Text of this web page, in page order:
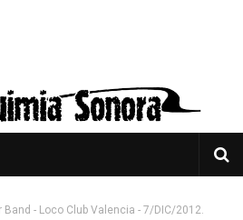
Band - Loco Club Valencia - 7/DIC/2012.